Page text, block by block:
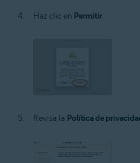
Haz clic en Permitir.
Revisa la Política de